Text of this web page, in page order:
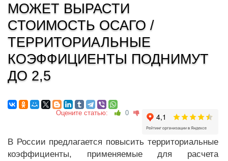
МОЖЕТ ВЫРАСТИ
СТОИМОСТЬ ОСАГО /
ТЕРРИТОРИАЛЬНЫЕ
КОЭФФИЦИЕНТЫ ПОДНИМУТ
ДО 2,5
Оцените статью: 0
В России предлагается повысить территориальные
коэффициенты, применяемые для расчета